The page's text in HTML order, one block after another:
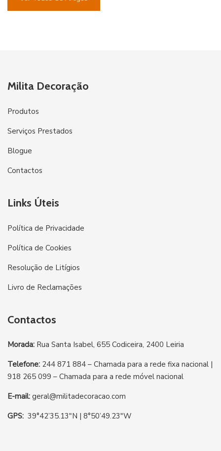
Milita Decoração
Produtos
Serviços Prestados
Blogue
Contactos
Links Úteis
Política de Privacidade
Política de Cookies
Resolução de Litígios
Livro de Reclamações
Contactos
Morada: Rua Santa Isabel, 655 Codiceira, 2400 Leiria
Telefone: 244 871 884 – Chamada para a rede fixa nacional |
918 265 099 – Chamada para a rede móvel nacional
E-mail: geral@militadecoracao.com
GPS: 39°42’35.13″N | 8°50’49.23″W